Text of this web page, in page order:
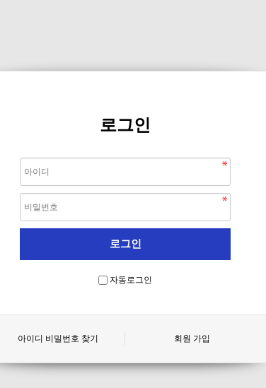
로그인
자동로그인
아이디 비밀번호 찾기 회원 가입